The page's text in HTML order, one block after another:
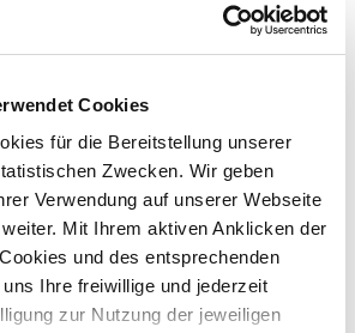
Cookies
für die Bereitstellung unserer
Zwecken. Wir geben
Verwendung auf unserer Webseite
Mit Ihrem aktiven Anklicken der
und des entsprechenden
Ihre freiwillige und jederzeit
zur Nutzung der jeweiligen
(2)
(2)
(1)
(7)
(1)